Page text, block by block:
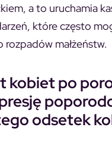
a to uruchamia
które często
małżeństw.
kobiet po
odsetek